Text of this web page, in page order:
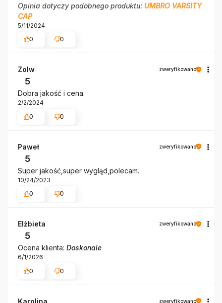
Opinia dotyczy podobnego produktu: UMBRO VARSITY
CAP
5/11/2024
0
0
Zolw zweryfikowano
5
Dobra jakość i cena.
2/2/2024
0
0
Paweł zweryfikowano
5
Super jakość,super wygląd,polecam.
10/24/2023
0
0
Elżbieta zweryfikowano
5
Ocena klienta: Doskonale
6/1/2026
0
0
Karolina zweryfikowano